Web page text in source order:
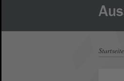
Startseite